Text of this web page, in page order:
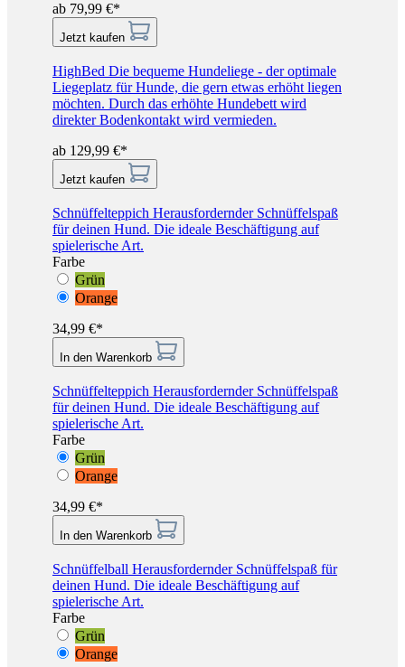
ab 79,99 €*
Jetzt kaufen
HighBed Die bequeme Hundeliege - der optimale
Liegeplatz für Hunde, die gern etwas erhöht liegen
möchten. Durch das erhöhte Hundebett wird
direkter Bodenkontakt wird vermieden.
ab 129,99 €*
Jetzt kaufen
Schnüffelteppich Herausfordernder Schnüffelspaß
für deinen Hund. Die ideale Beschäftigung auf
spielerische Art.
Farbe
Grün
Orange
34,99 €*
In den Warenkorb
Schnüffelteppich Herausfordernder Schnüffelspaß
für deinen Hund. Die ideale Beschäftigung auf
spielerische Art.
Farbe
Grün
Orange
34,99 €*
In den Warenkorb
Schnüffelball Herausfordernder Schnüffelspaß für
deinen Hund. Die ideale Beschäftigung auf
spielerische Art.
Farbe
Grün
Orange